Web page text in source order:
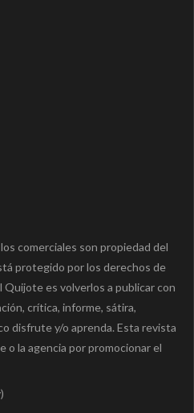
comerciales son propiedad del
protegido por los derechos de
es volverlos a publicar con
crítica, informe, sátira,
disfrute y/o aprenda. Esta revista
o la agencia por promocionar el